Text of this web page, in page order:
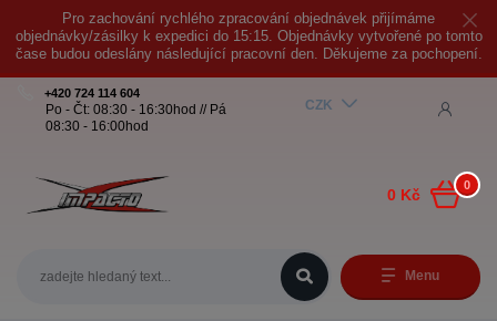
Pro zachování rychlého zpracování objednávek přijímáme
objednávky/zásilky k expedici do 15:15. Objednávky vytvořené po tomto
čase budou odeslány následující pracovní den. Děkujeme za pochopení.
Menu
CZK
+420 724 114 604
Po - Čt: 08:30 - 16:30hod // Pá
08:30 - 16:00hod
0
0 Kč